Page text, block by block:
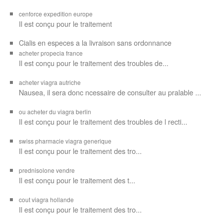
cenforce expedition europe
Il estconçu pour le traitement
Cialis en especes a la livraison sans ordonnance
acheter propecia france
Il est conçu pour le traitement des troubles de...
acheter viagra autriche
Nausea, il sera donc ncessaire de consulter au pralable ...
ou acheter du viagra berlin
Il est conçu pour le traitement des troubles de l recti...
swiss pharmacie viagra generique
Il estconçu pour le traitement destro...
prednisolone vendre
Il est conçu pour le traitement des t...
cout viagra hollande
Il est conçu pour le traitement des tro...